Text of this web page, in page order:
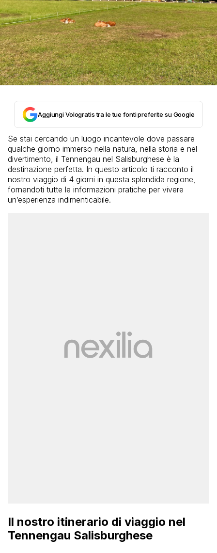
Aggiungi Vologratis tra le tue fonti preferite su Google
Se stai cercando un luogo incantevole dove passare
qualche giorno immerso nella natura, nella storia e nel
divertimento, il Tennengau nel Salisburghese è la
destinazione perfetta. In questo articolo ti racconto il
nostro viaggio di 4 giorni in questa splendida regione,
fornendoti tutte le informazioni pratiche per vivere
un’esperienza indimenticabile.
Il nostro itinerario di viaggio nel
Tennengau Salisburghese